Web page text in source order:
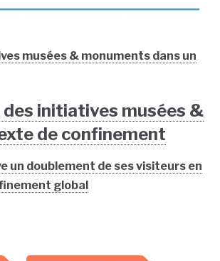
musées & monuments dans un
initiatives musées &
de confinement
un doublement de ses visiteurs en
global